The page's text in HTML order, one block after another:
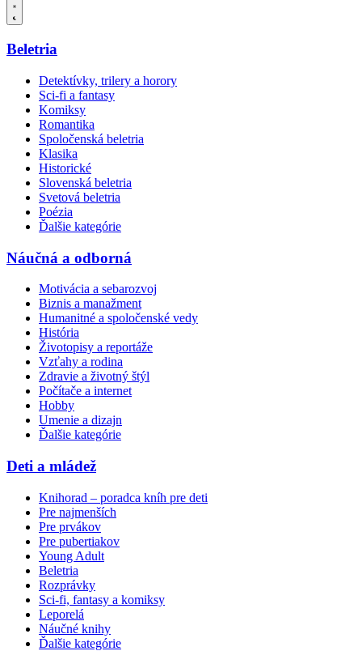
Beletria
Detektívky, trilery a horory
Sci-fi a fantasy
Komiksy
Romantika
Spoločenská beletria
Klasika
Historické
Slovenská beletria
Svetová beletria
Poézia
Ďalšie kategórie
Náučná a odborná
Motivácia a sebarozvoj
Biznis a manažment
Humanitné a spoločenské vedy
História
Životopisy a reportáže
Vzťahy a rodina
Zdravie a životný štýl
Počítače a internet
Hobby
Umenie a dizajn
Ďalšie kategórie
Deti a mládež
Knihorad – poradca kníh pre deti
Pre najmenších
Pre prvákov
Pre pubertiakov
Young Adult
Beletria
Rozprávky
Sci-fi, fantasy a komiksy
Leporelá
Náučné knihy
Ďalšie kategórie